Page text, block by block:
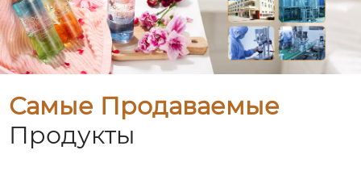
Самые Продаваемые
Продукты